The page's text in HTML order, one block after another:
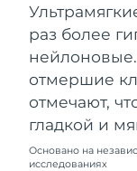
раз более
отмершие
отмечают,
гладкой и
Основано на
исследованиях
Саудовская
Сингапур
Словакия